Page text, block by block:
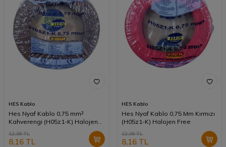
HES Kablo
Hes Nyaf Kablo 0,75 mm²
Kahverengi (H05z1-K) Halojen
12,36TL
8,16 TL
HES Kablo
Hes Nyaf Kablo 0,75 Mm Kırmızı
(H05z1-K) Halojen Free
12,36TL
8,16TL